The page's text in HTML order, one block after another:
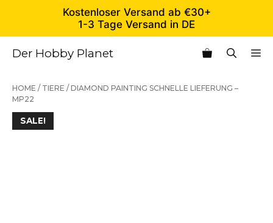
springen
Kostenloser Versand ab €30+
1-3 Tage Versand in DE
Der Hobby Planet
HOME / TIERE / DIAMOND PAINTING SCHNELLE LIEFERUNG –
MP22
SALE!